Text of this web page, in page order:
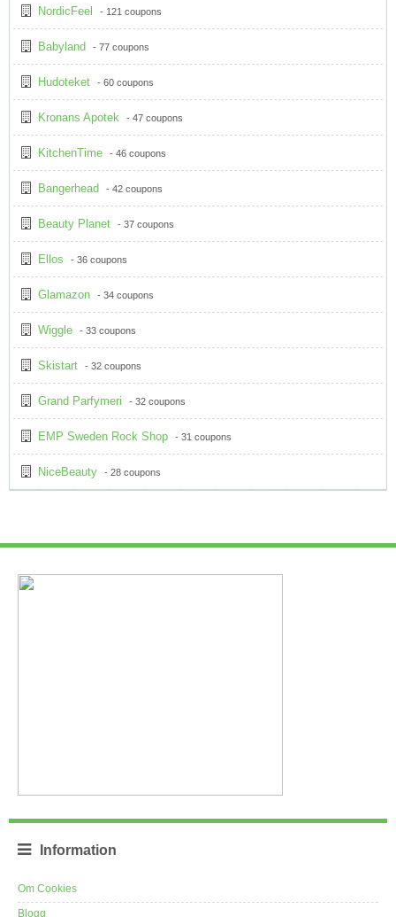
NordicFeel - 121 coupons
Babyland - 77 coupons
Hudoteket - 60 coupons
Kronans Apotek - 47 coupons
KitchenTime - 46 coupons
Bangerhead - 42 coupons
Beauty Planet - 37 coupons
Ellos - 36 coupons
Glamazon - 34 coupons
Wiggle - 33 coupons
Skistart - 32 coupons
Grand Parfymeri - 32 coupons
EMP Sweden Rock Shop - 31 coupons
NiceBeauty - 28 coupons
Information
Om Cookies
Blogg